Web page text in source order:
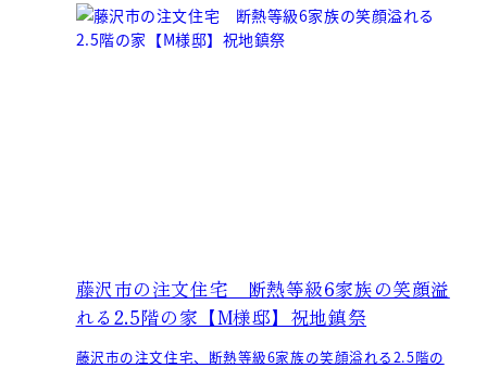
藤沢市の注文住宅 断熱等級6家族の笑顔溢
れる2.5階の家【M様邸】祝地鎮祭
藤沢市の注文住宅、断熱等級6家族の笑顔溢れる2.5階の